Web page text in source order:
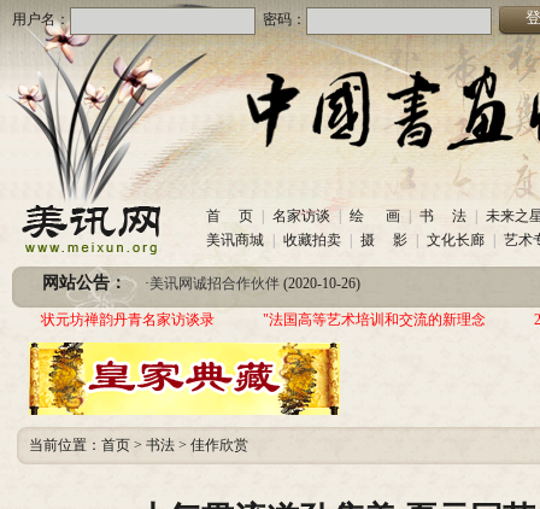
用户名： 密码：
首 页 名家访谈 绘 画 书 法
未来之
美讯商城
收藏拍卖 摄 影 文化长廊 艺术
网站公告：
·美讯网诚招合作伙伴(2020-10-26)
· 中国书画收藏频道服务咨询热线 (2020-06-26)
圆梦助学 爱心传递—中国当代实力派书画家作品交流展暨三年帮助100位贫困儿童行动
·美讯网诚招合作伙伴 (2020-10-26)
·中国书画收藏频道服务咨询热线(2020-06-26)
· 圆梦助学 爱心传递—中国当代实力派书画家作品交流展暨三年帮助100位贫困儿童行动
状元坊禅韵丹青名家访谈录 "法国高等艺术培训和交流的新理念
当前位置： 首页 > 书法 > 佳作欣赏